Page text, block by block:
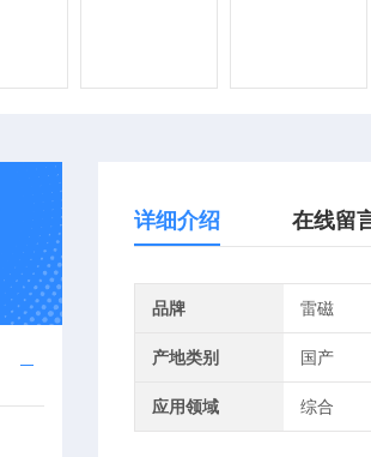
详细介绍 在线留
品牌 雷磁
产地类别 国产
应用领域 综合